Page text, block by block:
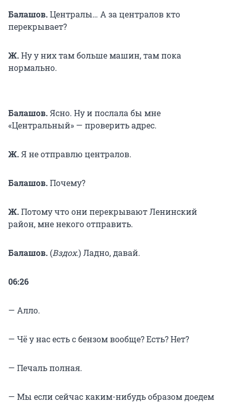
Балашов.Централы… А за централов кто
перекрывает?
Ж.Ну у них там больше машин, там пока
нормально.
Балашов.Ясно. Ну и послала бы мне
«Центральный» — проверить адрес.
Ж.Я не отправлю централов.
Балашов.Почему?
Ж.Потому что они перекрывают Ленинский
район, мне некого отправить.
Балашов. (Вздох.) Ладно, давай.
06:26
— Алло.
— Чё у нас есть с бензом вообще? Есть? Нет?
— Печаль полная.
— Мы если сейчас каким-нибудь образом доедем